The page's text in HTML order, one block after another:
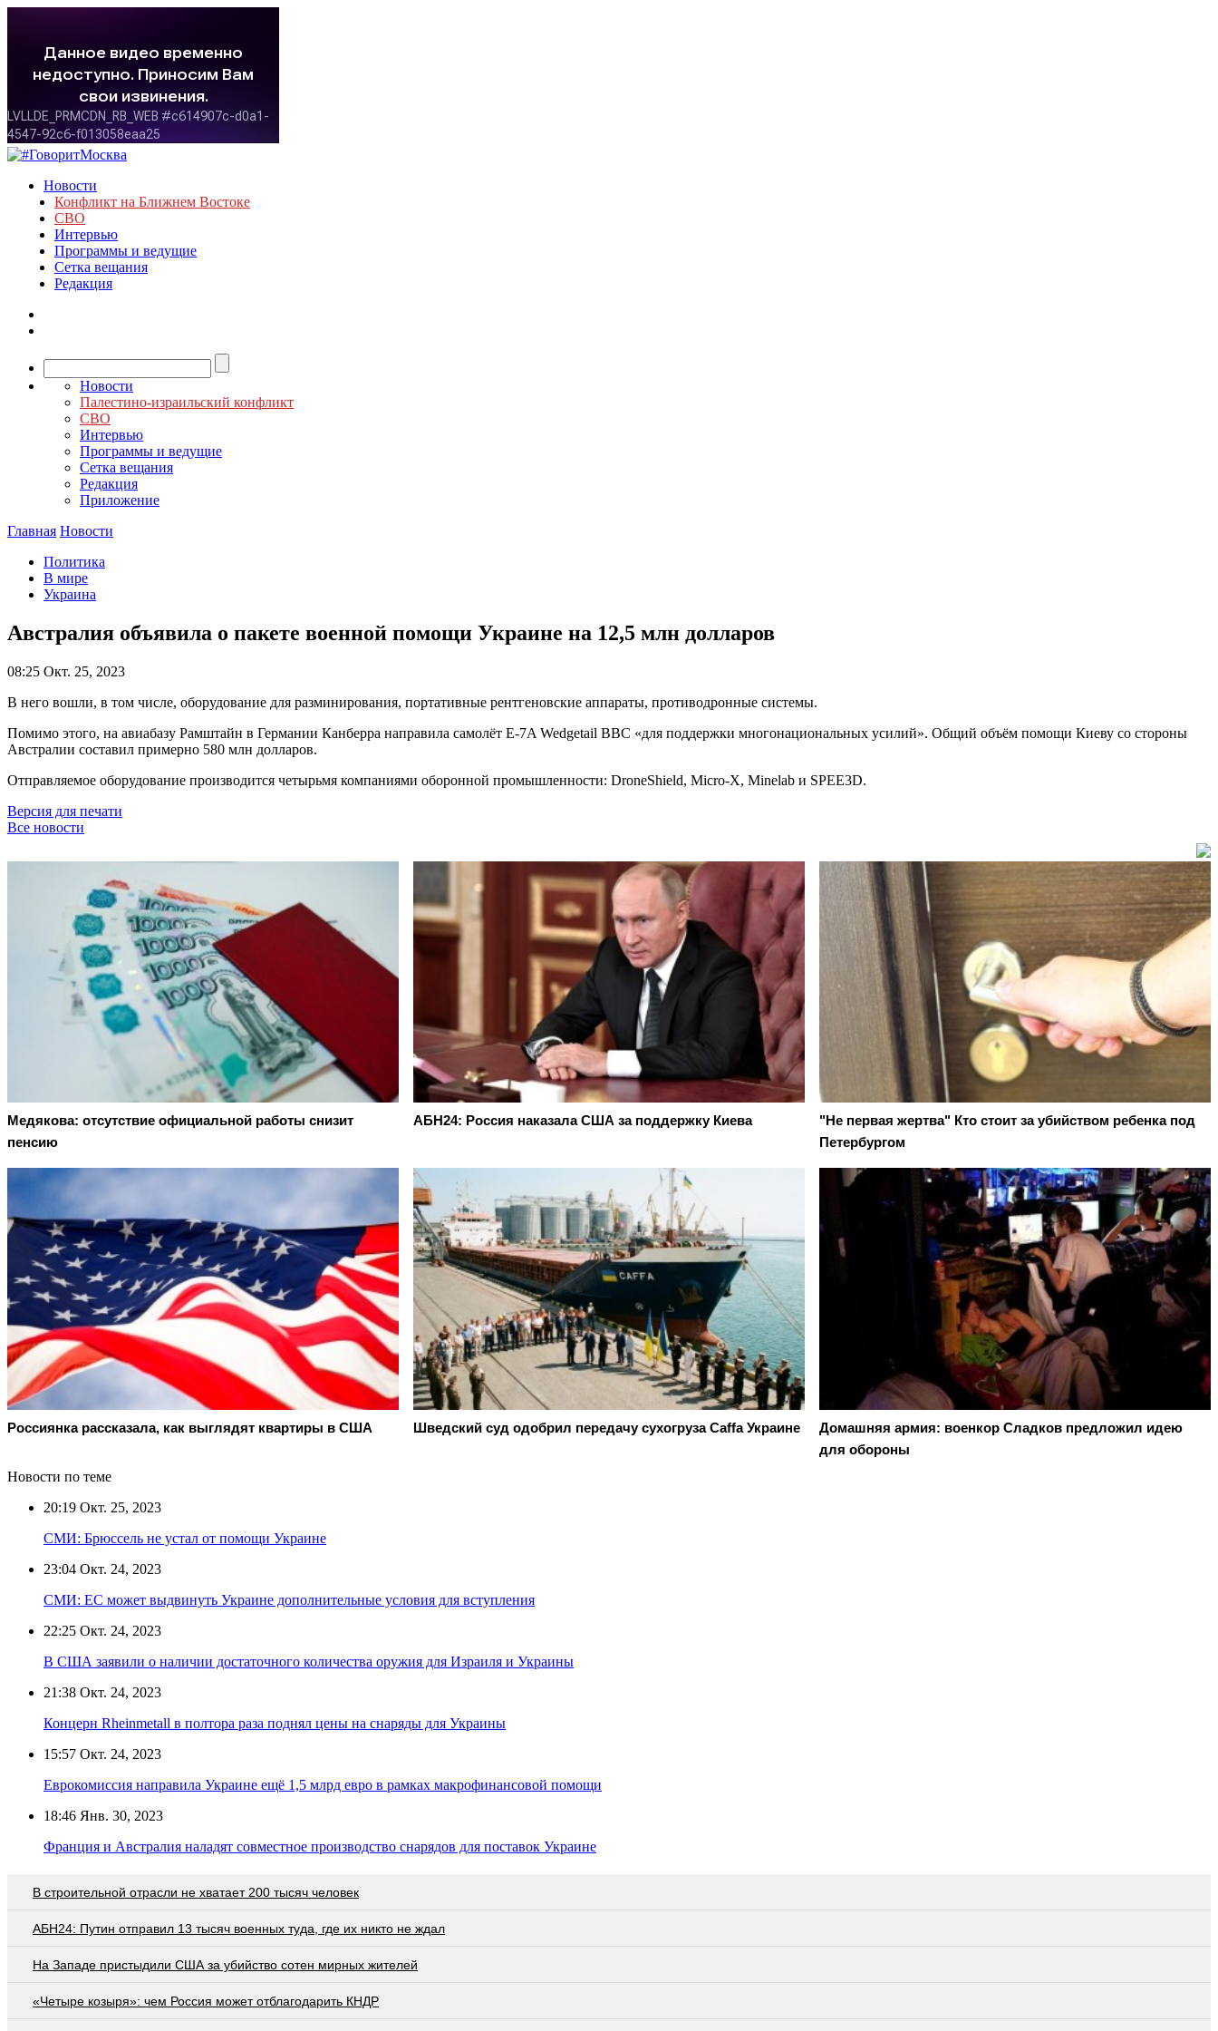
Новости
Конфликт на Ближнем Востоке
СВО
Интервью
Программы и ведущие
Сетка вещания
Редакция
Новости
Палестино-израильский конфликт
СВО
Интервью
Программы и ведущие
Сетка вещания
Редакция
Приложение
Главная Новости
Политика
В мире
Украина
Австралия объявила о пакете военной помощи Украине на 12,5 млн долларов
08:25 Окт. 25, 2023
В него вошли, в том числе, оборудование для разминирования, портативные рентгеновские аппараты, противодронные системы.
Помимо этого, на авиабазу Рамштайн в Германии Канберра направила самолёт E-7A Wedgetail ВВС «для поддержки многонациональных усилий». Общий объём помощи Киеву со стороны
Австралии составил примерно 580 млн долларов.
Отправляемое оборудование производится четырьмя компаниями оборонной промышленности: DroneShield, Micro-X, Minelab и SPEE3D.
Версия для печати
Все новости
Медякова: отсутствие официальной работы снизит
пенсию
АБН24: Россия наказала США за поддержку Киева
"Не первая жертва" Кто стоит за убийством ребенка под
Петербургом
Россиянка рассказала, как выглядят квартиры в США Шведский суд одобрил передачу сухогруза Caffa Украине
Домашняя армия: военкор Сладков предложил идею
для обороны
Новости по теме
20:19 Окт. 25, 2023
СМИ: Брюссель не устал от помощи Украине
23:04 Окт. 24, 2023
СМИ: ЕС может выдвинуть Украине дополнительные условия для вступления
22:25 Окт. 24, 2023
В США заявили о наличии достаточного количества оружия для Израиля и Украины
21:38 Окт. 24, 2023
Концерн Rheinmetall в полтора раза поднял цены на снаряды для Украины
15:57 Окт. 24, 2023
Еврокомиссия направила Украине ещё 1,5 млрд евро в рамках макрофинансовой помощи
18:46 Янв. 30, 2023
Франция и Австралия наладят совместное производство снарядов для поставок Украине
В строительной отрасли не хватает 200 тысяч человек
АБН24: Путин отправил 13 тысяч военных туда, где их никто не ждал
На Западе пристыдили США за убийство сотен мирных жителей
«Четыре козыря»: чем Россия может отблагодарить КНДР